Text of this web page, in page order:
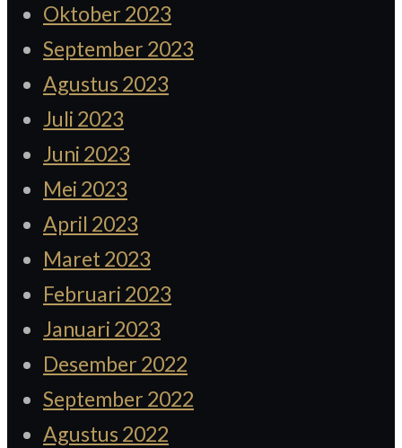
Oktober 2023
September 2023
Agustus 2023
Juli 2023
Juni 2023
Mei 2023
April 2023
Maret 2023
Februari 2023
Januari 2023
Desember 2022
September 2022
Agustus 2022